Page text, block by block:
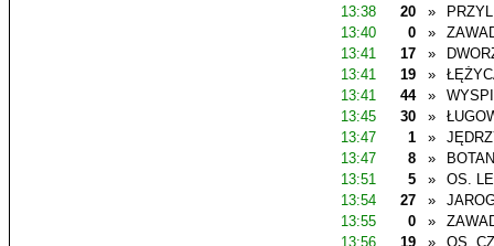
13:38
20 »
13:40
0 »
13:41
17 »
13:41
19 »
13:41
44 »
13:45
30 »
13:47
1 »
13:47
8 »
13:51
5 »
OS.
13:54
27 »
13:55
0 »
13:56
19 »
OS.